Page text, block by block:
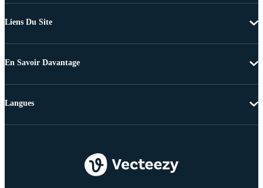
Liens Du Site
En Savoir Davantage
Langues